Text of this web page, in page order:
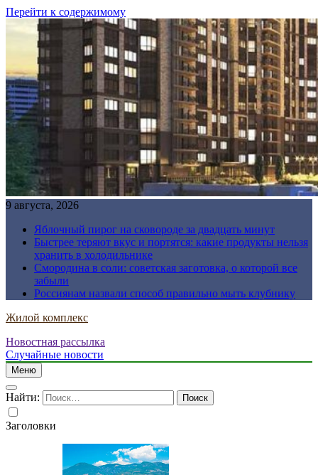
Перейти к содержимому
9 августа, 2026
Яблочный пирог на сковороде за двадцать минут
Быстрее теряют вкус и портятся: какие продукты нельзя
хранить в холодильнике
Смородина в соли: советская заготовка, о которой все
забыли
Россиянам назвали способ правильно мыть клубнику
Жилой комплекс
Новостная рассылка
Случайные новости
Меню
Найти:
Заголовки